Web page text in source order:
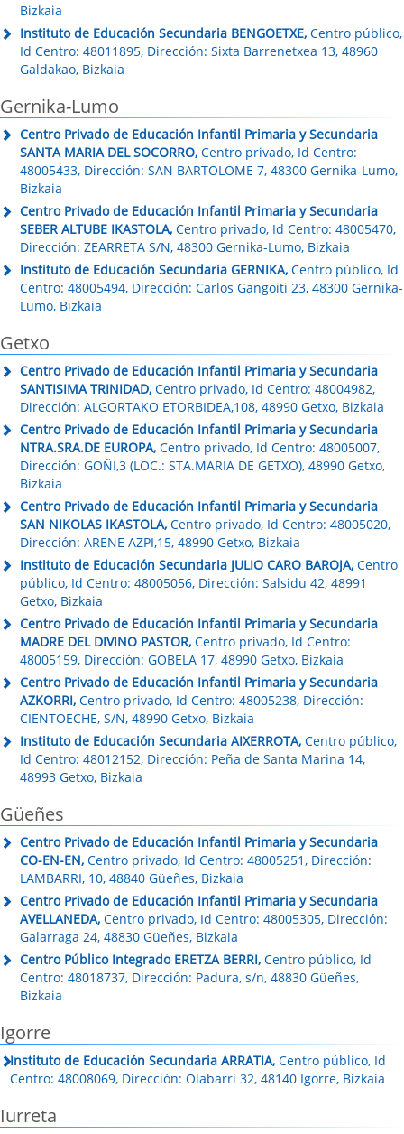
Bizkaia
Instituto de Educación Secundaria BENGOETXE, Centro público,
Id Centro: 48011895, Dirección: Sixta Barrenetxea 13, 48960
Galdakao, Bizkaia
Gernika-Lumo
Centro Privado de Educación Infantil Primaria y Secundaria
SANTA MARIA DEL SOCORRO, Centro privado, Id Centro:
48005433, Dirección: SAN BARTOLOME 7, 48300 Gernika-Lumo,
Bizkaia
Centro Privado de Educación Infantil Primaria y Secundaria
SEBER ALTUBE IKASTOLA, Centro privado, Id Centro: 48005470,
Dirección: ZEARRETA S/N, 48300 Gernika-Lumo, Bizkaia
Instituto de Educación Secundaria GERNIKA, Centro público, Id
Centro: 48005494, Dirección: Carlos Gangoiti 23, 48300 Gernika-
Lumo, Bizkaia
Getxo
Centro Privado de Educación Infantil Primaria y Secundaria
SANTISIMA TRINIDAD, Centro privado, Id Centro: 48004982,
Dirección: ALGORTAKO ETORBIDEA,108, 48990 Getxo, Bizkaia
Centro Privado de Educación Infantil Primaria y Secundaria
NTRA.SRA.DE EUROPA, Centro privado, Id Centro: 48005007,
Dirección: GOÑI,3 (LOC.: STA.MARIA DE GETXO), 48990 Getxo,
Bizkaia
Centro Privado de Educación Infantil Primaria y Secundaria
SAN NIKOLAS IKASTOLA, Centro privado, Id Centro: 48005020,
Dirección: ARENE AZPI,15, 48990 Getxo, Bizkaia
Instituto de Educación Secundaria JULIO CARO BAROJA, Centro
público, Id Centro: 48005056, Dirección: Salsidu 42, 48991
Getxo, Bizkaia
Centro Privado de Educación Infantil Primaria y Secundaria
MADRE DEL DIVINO PASTOR, Centro privado, Id Centro:
48005159, Dirección: GOBELA 17, 48990 Getxo, Bizkaia
Centro Privado de Educación Infantil Primaria y Secundaria
AZKORRI, Centro privado, Id Centro: 48005238, Dirección:
CIENTOECHE, S/N, 48990 Getxo, Bizkaia
Instituto de Educación Secundaria AIXERROTA, Centro público,
Id Centro: 48012152, Dirección: Peña de Santa Marina 14,
48993 Getxo, Bizkaia
Güeñes
Centro Privado de Educación Infantil Primaria y Secundaria
CO-EN-EN, Centro privado, Id Centro: 48005251, Dirección:
LAMBARRI, 10, 48840 Güeñes, Bizkaia
Centro Privado de Educación Infantil Primaria y Secundaria
AVELLANEDA, Centro privado, Id Centro: 48005305, Dirección:
Galarraga 24, 48830 Güeñes, Bizkaia
Centro Público Integrado ERETZA BERRI, Centro público, Id
Centro: 48018737, Dirección: Padura, s/n, 48830 Güeñes,
Bizkaia
Igorre
Instituto de Educación Secundaria ARRATIA, Centro público, Id
Centro: 48008069, Dirección: Olabarri 32, 48140 Igorre, Bizkaia
Iurreta